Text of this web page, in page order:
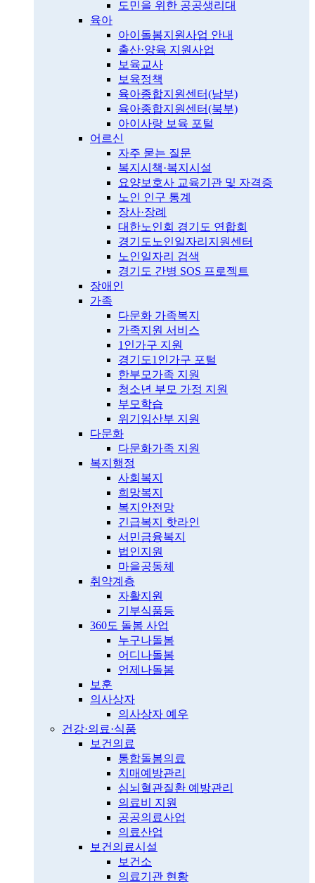
도민을 위한 공공생리대
육아
아이돌봄지원사업 안내
출산·양육 지원사업
보육교사
보육정책
육아종합지원센터(남부)
육아종합지원센터(북부)
아이사랑 보육 포털
어르신
자주 묻는 질문
복지시책·복지시설
요양보호사 교육기관 및 자격증
노인 인구 통계
장사·장례
대한노인회 경기도 연합회
경기도노인일자리지원센터
노인일자리 검색
경기도 간병 SOS 프로젝트
장애인
가족
다문화 가족복지
가족지원 서비스
1인가구 지원
경기도1인가구 포털
한부모가족 지원
청소년 부모 가정 지원
부모학습
위기임산부 지원
다문화
다문화가족 지원
복지행정
사회복지
희망복지
복지안전망
긴급복지 핫라인
서민금융복지
법인지원
마을공동체
취약계층
자활지원
기부식품등
360도 돌봄 사업
누구나돌봄
어디나돌봄
언제나돌봄
보훈
의사상자
의사상자 예우
건강·의료·식품
보건의료
통합돌봄의료
치매예방관리
심뇌혈관질환 예방관리
의료비 지원
공공의료사업
의료산업
보건의료시설
보건소
의료기관 현황